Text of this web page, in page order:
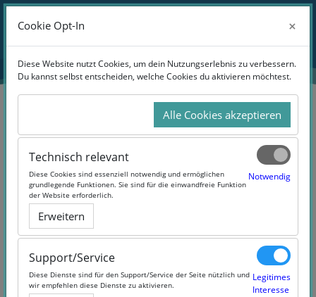
Zum Hauptinhalt
Website-Übersicht
Anmelden
Suchen
27 Products Found
Cookie Opt-In ×
Diese Website nutzt Cookies, um dein Nutzungserlebnis zu verbessern.
Du kannst selbst entscheiden, welche Cookies du aktivieren möchtest.
Alle Cookies akzeptieren
Technisch relevant
Diese Cookies sind essenziell notwendig und ermöglichen
grundlegende Funktionen. Sie sind für die einwandfreie Funktion
der Website erforderlich.
Notwendig
Erweitern
Support/Service
Diese Dienste sind für den Support/Service der Seite nützlich und
wir empfehlen diese Dienste zu aktivieren.
Legitimes
Interesse
Cookie Opt-In ×
Diese Website nutzt Cookies, um dein Nutzungserlebnis zu verbessern.
Du kannst selbst entscheiden, welche Cookies du aktivieren möchtest.
Alle Cookies akzeptieren
Technisch relevant
Diese Cookies sind essenziell notwendig und ermöglichen
grundlegende Funktionen. Sie sind für die einwandfreie Funktion
der Website erforderlich.
Notwendig
Erweitern
Support/Service
Diese Dienste sind für den Support/Service der Seite nützlich und
wir empfehlen diese Dienste zu aktivieren.
Legitimes
Interesse